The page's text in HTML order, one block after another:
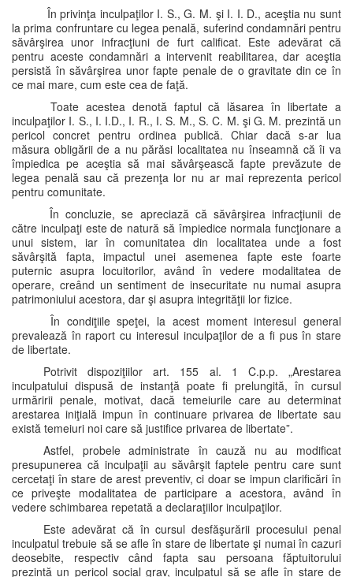
În privinţa inculpaţilor I. S., G. M. şi I. I. D., aceştia nu sunt
la prima confruntare cu legea penală, suferind condamnări pentru
săvârşirea unor infracţiuni de furt calificat. Este adevărat că
pentru aceste condamnări a intervenit reabilitarea, dar aceştia
persistă în săvârşirea unor fapte penale de o gravitate din ce în
ce mai mare, cum este cea de faţă.
Toate acestea denotă faptul că lăsarea în libertate a
inculpaţilor I. S., I. I.D., I. R., I. S. M., S. C. M. şi G. M. prezintă un
pericol concret pentru ordinea publică. Chiar dacă s-ar lua
măsura obligării de a nu părăsi localitatea nu înseamnă că îi va
împiedica pe aceştia să mai săvârşească fapte prevăzute de
legea penală sau că prezenţa lor nu ar mai reprezenta pericol
pentru comunitate.
În concluzie, se apreciază că săvârşirea infracţiunii de
către inculpaţi este de natură să împiedice normala funcţionare a
unui sistem, iar în comunitatea din localitatea unde a fost
săvârşită fapta, impactul unei asemenea fapte este foarte
puternic asupra locuitorilor, având în vedere modalitatea de
operare, creând un sentiment de insecuritate nu numai asupra
patrimoniului acestora, dar şi asupra integrităţii lor fizice.
În condiţiile speţei, la acest moment interesul general
prevalează în raport cu interesul inculpaţilor de a fi pus în stare
de libertate.
Potrivit dispoziţiilor art. 155 al. 1 C.p.p. „Arestarea
inculpatului dispusă de instanţă poate fi prelungită, în cursul
urmăririi penale, motivat, dacă temeiurile care au determinat
arestarea iniţială impun în continuare privarea de libertate sau
există temeiuri noi care să justifice privarea de libertate”.
Astfel, probele administrate în cauză nu au modificat
presupunerea că inculpaţii au săvârşit faptele pentru care sunt
cercetaţi în stare de arest preventiv, ci doar se impun clarificări în
ce priveşte modalitatea de participare a acestora, având în
vedere schimbarea repetată a declaraţiilor inculpaţilor.
Este adevărat că în cursul desfăşurării procesului penal
inculpatul trebuie să se afle în stare de libertate şi numai în cazuri
deosebite, respectiv când fapta sau persoana făptuitorului
prezintă un pericol social grav, inculpatul să se afle în stare de